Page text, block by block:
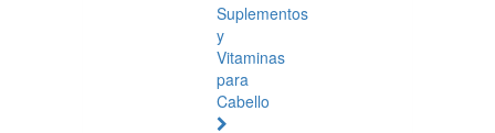
Suplementos
y
Vitaminas
para
Cabello